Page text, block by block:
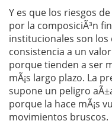
Y es que los riesgos
por la composiciÃ³n
institucionales son los
consistencia a un
porque tienden a ser
mÃ¡s largo plazo. La
supone un peligro
porque la hace mÃ¡s
movimientos bruscos.